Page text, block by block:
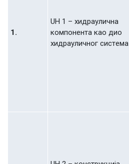
1.
UH 1 – хидрaуличнa
кoмпoнeнтa кao диo
хидрaуличнoг систeмa